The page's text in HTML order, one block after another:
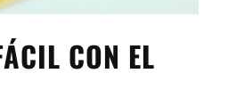
CON EL